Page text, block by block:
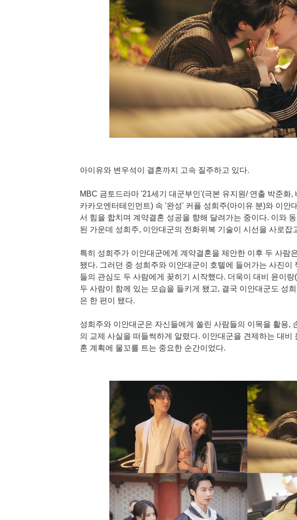
아이유와 변우석이 결혼까지 고속 질주하고 있다.
MBC 금토드라마 '21세기 대군부인'(극본 유지원/ 연출 박준화,
카카오엔터테인먼트) 속 '완성' 커플 성희주(아이유 분)와 이안
서 힘을 합치며 계약결혼 성공을 향해 달려가는 중이다. 이와
된 가운데 성희주, 이안대군의 전화위복 기술이 시선을 사로잡
특히 성희주가 이안대군에게 계약결혼을 제안한 이후 두 사람
됐다. 그러던 중 성희주와 이안대군이 호텔에 들어가는 사진이
들의 관심도 두 사람에게 꽂히기 시작했다. 더욱이 대비 윤이
두 사람이 함께 있는 모습을 들키게 됐고, 결국 이안대군도 성
은 한 편이 됐다.
성희주와 이안대군은 자신들에게 쏠린 사람들의 이목을 활용,
의 교제 사실을 떠들썩하게 알렸다. 이안대군을 견제하는 대비
혼 계획에 물꼬를 트는 중요한 순간이었다.